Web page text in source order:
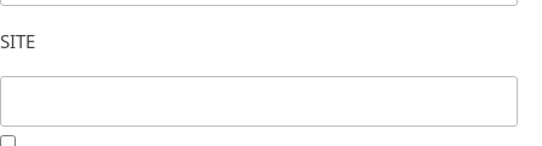
SITE